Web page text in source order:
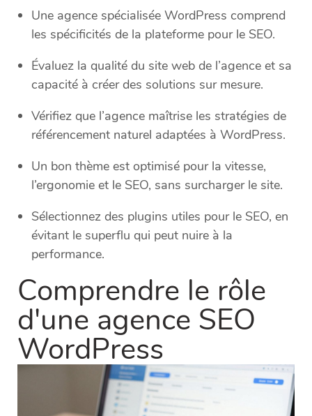
Une agence spécialisée WordPress comprend
les spécificités de la plateforme pour le SEO.
Évaluez la qualité du site web de l’agence et sa
capacité à créer des solutions sur mesure.
Vérifiez que l’agence maîtrise les stratégies de
référencement naturel adaptées à WordPress.
Un bon thème est optimisé pour la vitesse,
l’ergonomie et le SEO, sans surcharger le site.
Sélectionnez des plugins utiles pour le SEO, en
évitant le superflu qui peut nuire à la
performance.
Comprendre le rôle
d'une agence SEO
WordPress